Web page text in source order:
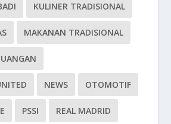
KULINER TRADISIONAL
MAKANAN TRADISIONAL
NEWS OTOMOTIF
PSSI REAL MADRID